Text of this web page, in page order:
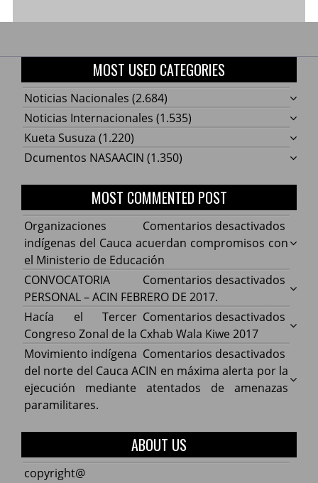
MOST USED CATEGORIES
Noticias Nacionales (2.684)
Noticias Internacionales (1.535)
Kueta Susuza (1.220)
Dcumentos NASAACIN (1.350)
MOST COMMENTED POST
Comentarios desactivados
Cauca
con
de
Organizaciones
indígenas del Cauca acuerdan compromisos con
el Ministerio de Educación
Comentarios desactivados
ACIN
DE
CONVOCATORIA
PERSONAL – ACIN FEBRERO DE 2017.
Comentarios desactivados
Hacía
la
Hacía el Tercer
Congreso Zonal de la Cxhab Wala Kiwe 2017
Comentarios desactivados
Cauca
Movimiento indígena
del norte del Cauca ACIN en máxima alerta por la
ejecución mediante atentados de amenazas
paramilitares.
ABOUT US
copyright@